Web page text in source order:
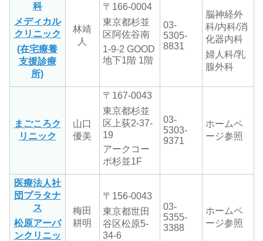
科
メディカル
クリニック
(在宅療養
支援診療
所)
林靖
人
〒166-0004
東京都杉並
区阿佐谷南
1-9-2 GOOD
地下1階 1階
03-
5305-
8831
脳神経外
科/内科/消
化器内科
婦人科/乳
腺外科
まごころク
リニック
山口
優美
〒167-0043
東京都杉並
区上荻2-37-
19
アークコー
ポ杉並1F
03-
5303-
9371
ホームペ
ージ参照
医療法人社
団プラタナ
ス
松原アーバ
ンクリニッ
梅田
耕明
〒156-0043
東京都世田
谷区松原5-
34-6
03-
5355-
3388
ホームペ
ージ参照